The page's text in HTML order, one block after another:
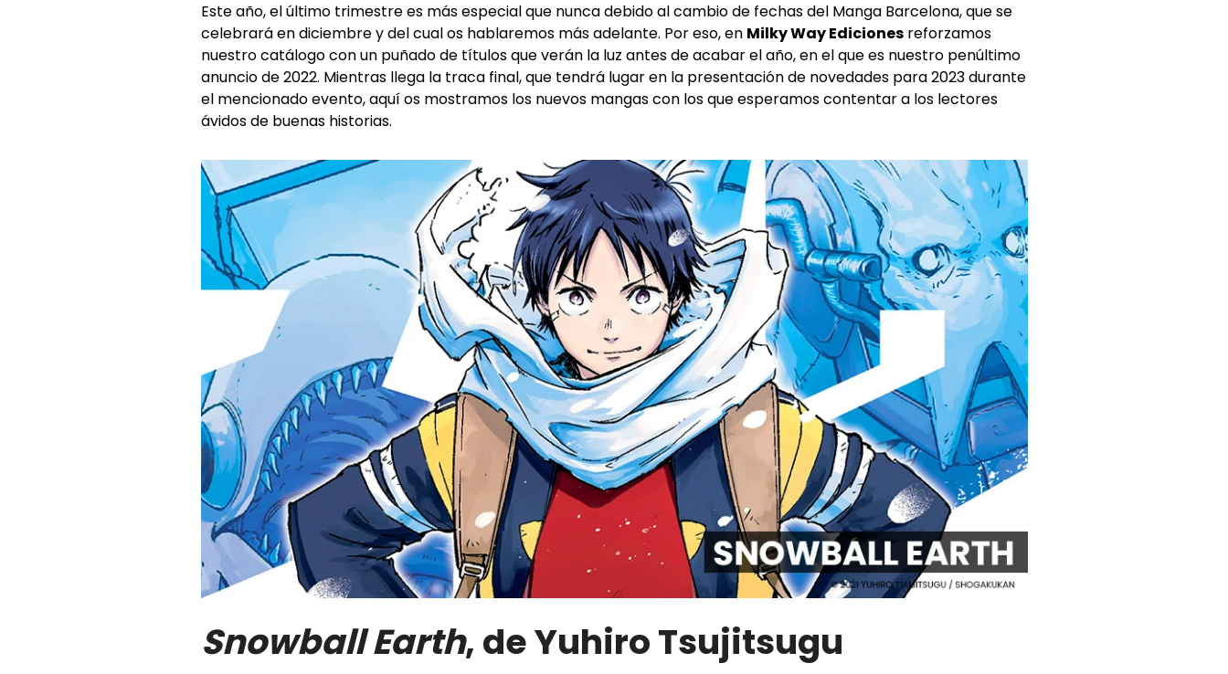
Este año, el último trimestre es más especial que nunca debido al cambio de fechas del Manga Barcelona, que se
celebrará en diciembre y del cual os hablaremos más adelante. Por eso, en Milky Way Edicionesreforzamos
nuestro catálogo con un puñado de títulos que verán la luz antes de acabar el año, en el que es nuestro penúltimo
anuncio de 2022. Mientras llega la traca final, que tendrá lugar en la presentación de novedades para 2023 durante
el mencionado evento, aquí os mostramos los nuevos mangas con los que esperamos contentar a los lectores
ávidos de buenas historias.
Snowball Earth, de Yuhiro Tsujitsugu